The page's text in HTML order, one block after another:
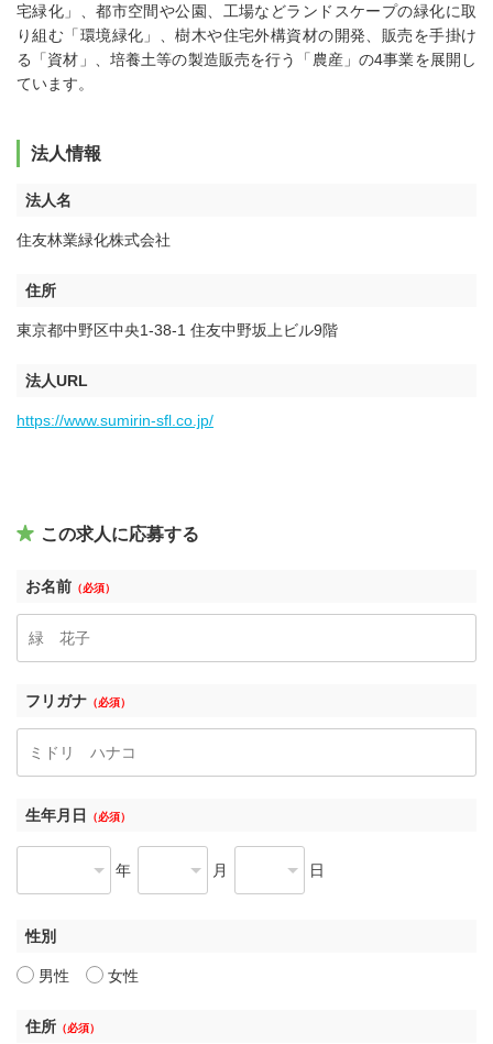
宅緑化」、都市空間や公園、工場などランドスケープの緑化に取
り組む「環境緑化」、樹木や住宅外構資材の開発、販売を手掛け
る「資材」、培養土等の製造販売を行う「農産」の4事業を展開し
ています。
法人情報
法人名
住友林業緑化株式会社
住所
東京都中野区中央1-38-1 住友中野坂上ビル9階
法人URL
https://www.sumirin-sfl.co.jp/
この求人に応募する
お名前 （必須）
フリガナ （必須）
生年月日 （必須）
年 月 日
性別
男性 女性
住所 （必須）